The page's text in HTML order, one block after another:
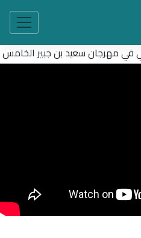
في مهرجان سعيد بن جبير الخامس